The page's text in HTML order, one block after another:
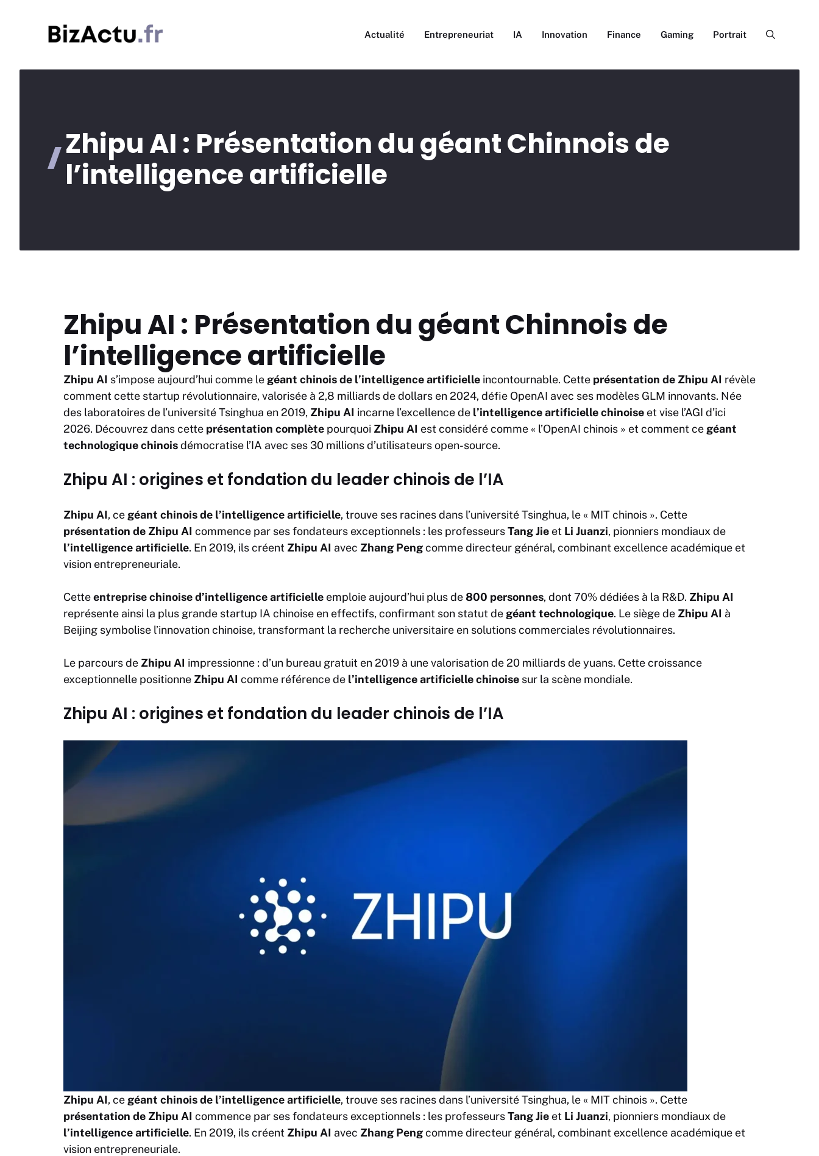
Actualité Entrepreneuriat IA Innovation Finance Gaming Portrait
Zhipu AI : Présentation du géant Chinnois de
l’intelligence artificielle
Zhipu AI : Présentation du géant Chinnois de
l’intelligence artificielle
Zhipu AI s’impose aujourd’hui comme le géant chinois de l’intelligence artificielle incontournable. Cette présentation de Zhipu AI révèle
comment cette startup révolutionnaire, valorisée à 2,8 milliards de dollars en 2024, défie OpenAI avec ses modèles GLM innovants. Née
des laboratoires de l’université Tsinghua en 2019, Zhipu AI incarne l’excellence de l’intelligence artificielle chinoise et vise l’AGI d’ici
2026. Découvrez dans cette présentation complète pourquoi Zhipu AI est considéré comme « l’OpenAI chinois » et comment ce géant
technologique chinoisdémocratise l’IA avec ses 30 millions d’utilisateurs open-source.
Zhipu AI : origines et fondation du leader chinois de l’IA
Zhipu AI, ce géant chinois de l’intelligence artificielle, trouve ses racines dans l’université Tsinghua, le « MIT chinois ». Cette
présentation de Zhipu AI commence par ses fondateurs exceptionnels : les professeursTang Jie et Li Juanzi, pionniers mondiaux de
l’intelligence artificielle. En 2019, ils créent Zhipu AI avec Zhang Pengcomme directeur général, combinant excellence académique et
vision entrepreneuriale.
Cetteentreprisechinoise d’intelligence artificielle emploie aujourd’hui plus de800 personnes, dont 70% dédiées à la R&D. Zhipu AI
représente ainsi la plus grande startup IA chinoise en effectifs, confirmant son statut de géant technologique. Le siège de Zhipu AI à
Beijing symbolise l’innovation chinoise, transformant la recherche universitaire en solutions commerciales révolutionnaires.
Le parcours de Zhipu AI impressionne : d’un bureau gratuit en 2019 à une valorisation de 20 milliards de yuans. Cette croissance
exceptionnelle positionne Zhipu AI comme référence de l’intelligence artificielle chinoise sur la scène mondiale.
Zhipu AI : origines et fondation du leader chinois de l’IA
Zhipu AI, ce géant chinois de l’intelligence artificielle, trouve ses racines dans l’université Tsinghua, le « MIT chinois ». Cette
présentation de Zhipu AI commence par ses fondateurs exceptionnels : les professeursTang Jie et Li Juanzi, pionniers mondiaux de
l’intelligence artificielle. En 2019, ils créent Zhipu AI avec Zhang Pengcomme directeur général, combinant excellence académique et
vision entrepreneuriale.